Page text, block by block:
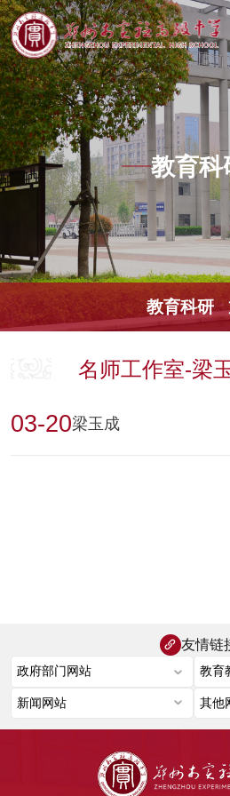
教育科
教育科研
名师工作室-梁
03-20梁玉成
友情链